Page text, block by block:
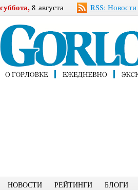
суббота, 8 августа RSS: Новости
НОВОСТИ РЕЙТИНГИ БЛОГИ